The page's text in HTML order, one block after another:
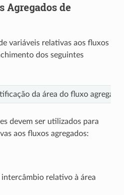
Agregados de
variáveis relativas aos fluxos
dos seguintes
da área do fluxo agregado
devem ser utilizados para
aos fluxos agregados:
relativo à área